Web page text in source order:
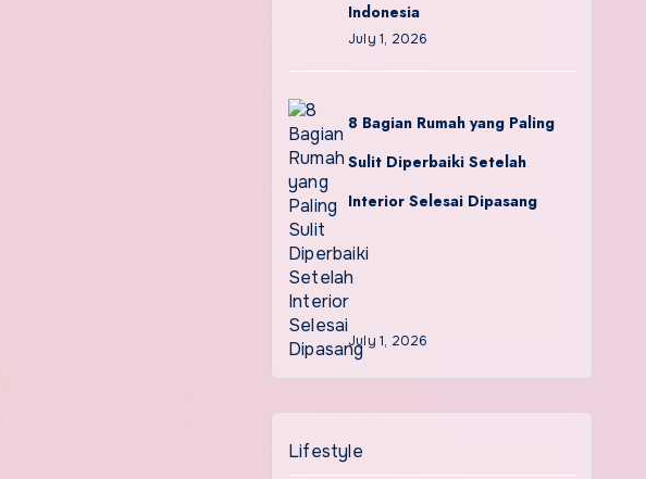
Indonesia
July 1, 2026
8 Bagian Rumah yang Paling
Sulit Diperbaiki Setelah
Interior Selesai Dipasang
July 1, 2026
Lifestyle